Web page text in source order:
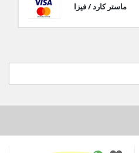
ماستر كارد / فيزا